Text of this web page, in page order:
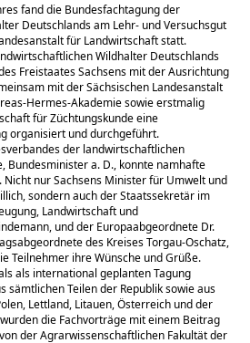
fand die Bundesfachtagung der
Deutschlands am Lehr- und Versuchsgut
für Landwirtschaft statt.
Wildhalter Deutschlands
Freistaates Sachsens mit der Ausrichtung
mit der Sächsischen Landesanstalt
Hermes-Akademie sowie erstmalig
für Züchtungskunde eine
organisiert und durchgeführt.
der landwirtschaftlichen
Bundesminister a. D., konnte namhafte
nur Sachsens Minister für Umwelt und
sondern auch der Staatssekretär im
Landwirtschaft und
und der Europaabgeordnete Dr.
des Kreises Torgau-Oschatz,
Teilnehmer ihre Wünsche und Grüße.
als international geplanten Tagung
sämtlichen Teilen der Republik sowie aus
Lettland, Litauen, Österreich und der
die Fachvorträge mit einem Beitrag
der Agrarwissenschaftlichen Fakultät der